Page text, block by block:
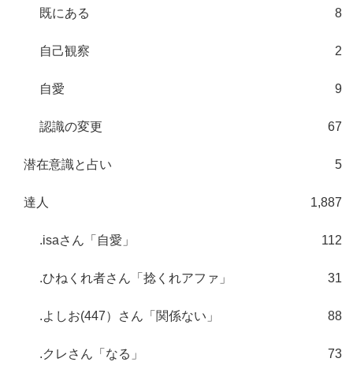
既にある 8
自己観察 2
自愛 9
認識の変更 67
潜在意識と占い 5
達人 1,887
.isaさん「自愛」 112
.ひねくれ者さん「捻くれアファ」 31
.よしお(447）さん「関係ない」 88
.クレさん「なる」 73